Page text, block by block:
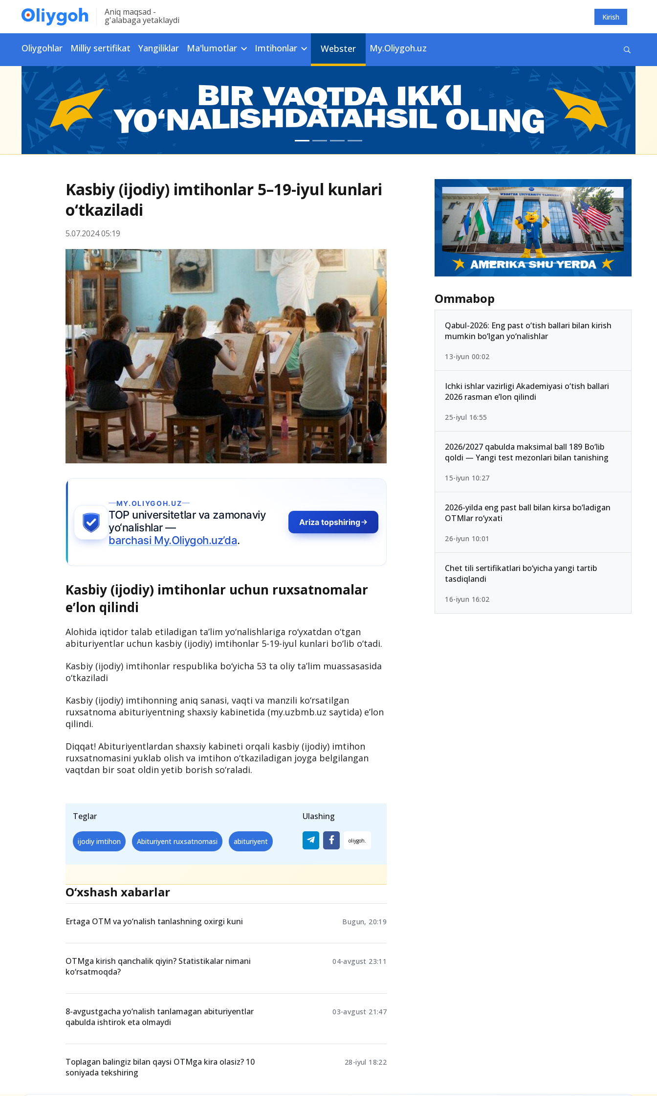
Aniq maqsad -
g'alabaga yetaklaydi Kirish
Oliygohlar Milliy sertifikat Yangiliklar Ma'lumotlar Imtihonlar Webster My.Oliygoh.uz
Kasbiy (ijodiy) imtihonlar 5–19-iyul kunlari
o‘tkaziladi
5.07.2024 05:19
MY.OLIYGOH.UZ
TOP universitetlar va zamonaviy
yo‘nalishlar —
barchasi My.Oliygoh.uz’da.
Ariza topshiring
Kasbiy (ijodiy) imtihonlar uchun ruxsatnomalar
e’lon qilindi
Alohida iqtidor talab etiladigan ta’lim yo‘nalishlariga ro‘yxatdan o‘tgan
abituriyentlar uchun kasbiy (ijodiy) imtihonlar 5-19-iyul kunlari bo‘lib o‘tadi.
o‘tkaziladi
Kasbiy (ijodiy) imtihonning aniq sanasi, vaqti va manzili ko‘rsatilgan
Diqqat! Abituriyentlardan shaxsiy kabineti orqali kasbiy (ijodiy) imtihon
ruxsatnomasini yuklab olish va imtihon o‘tkaziladigan joyga belgilangan
vaqtdan bir soat oldin yetib borish so‘raladi.
Teglar Ulashing
O‘xshash xabarlar
Ertaga OTM va yo‘nalish tanlashning oxirgi kuni Bugun, 20:19
ko‘rsatmoqda?
qabulda ishtirok eta olmaydi
Ommabop
Qabul-2026: Eng past o‘tish ballari bilan kirish
mumkin bo‘lgan yo‘nalishlar
13-iyun 00:02
Ichki ishlar vazirligi Akademiyasi o‘tish ballari
2026 rasman e’lon qilindi
25-iyul 16:55
2026/2027 qabulda maksimal ball 189 Bo‘lib
qoldi — Yangi test mezonlari bilan tanishing
15-iyun 10:27
2026-yilda eng past ball bilan kirsa bo‘ladigan
OTMlar ro‘yxati
26-iyun 10:01
Chet tili sertifikatlari bo‘yicha yangi tartib
tasdiqlandi
16-iyun 16:02